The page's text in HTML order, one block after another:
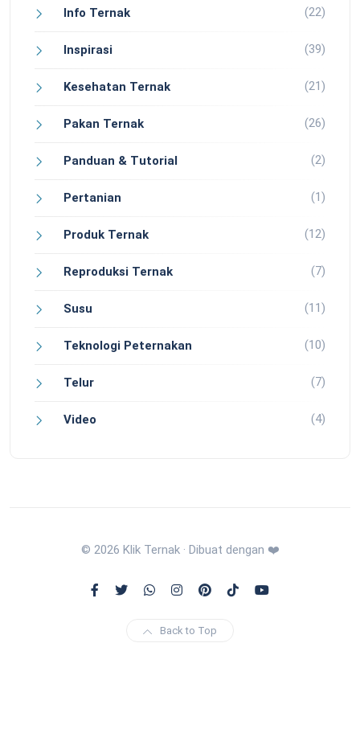
Info Ternak (22)
Inspirasi (39)
Kesehatan Ternak (21)
Pakan Ternak (26)
Panduan & Tutorial (2)
Pertanian (1)
Produk Ternak (12)
Reproduksi Ternak (7)
Susu (11)
Teknologi Peternakan (10)
Telur (7)
Video (4)
© 2026 Klik Ternak · Dibuat dengan ❤️
Back to Top